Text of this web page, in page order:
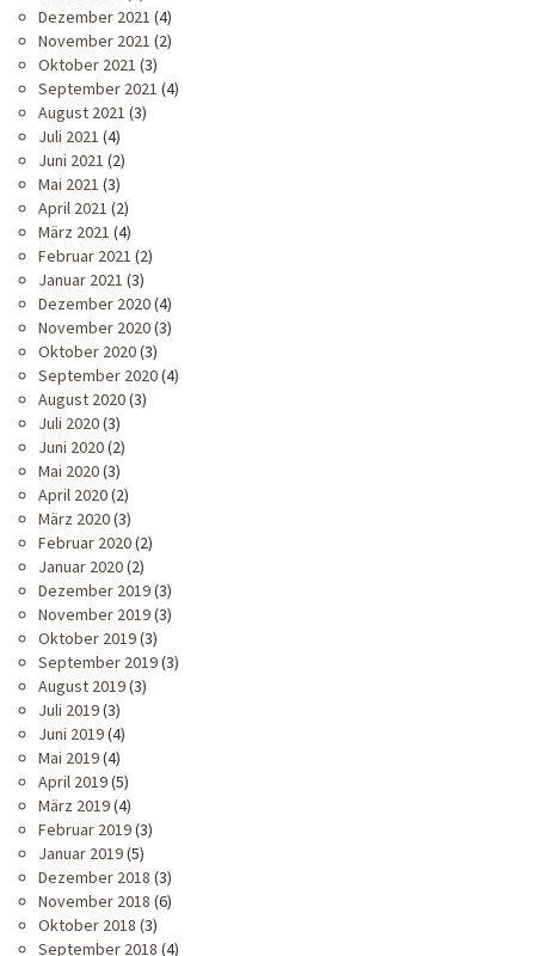
Dezember 2021 (4)
November 2021 (2)
Oktober 2021 (3)
September 2021 (4)
August 2021 (3)
Juli 2021 (4)
Juni 2021 (2)
Mai 2021 (3)
April 2021 (2)
März 2021 (4)
Februar 2021 (2)
Januar 2021 (3)
Dezember 2020(4)
November 2020(3)
Oktober 2020(3)
September 2020(4)
August 2020(3)
Juli 2020(3)
Juni 2020(2)
Mai 2020(3)
April 2020(2)
März 2020(3)
Februar 2020(2)
Januar 2020(2)
Dezember 2019(3)
November 2019(3)
Oktober 2019(3)
September 2019(3)
August 2019(3)
Juli 2019(3)
Juni 2019(4)
Mai 2019(4)
April 2019(5)
März 2019(4)
Februar 2019(3)
Januar 2019(5)
Dezember 2018 (3)
November 2018 (6)
Oktober 2018 (3)
September 2018 (4)